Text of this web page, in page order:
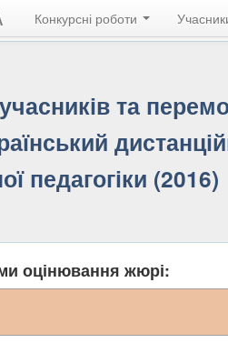
Конкурсні роботи
та
педагогіки (2016)
оцінювання жюрі: